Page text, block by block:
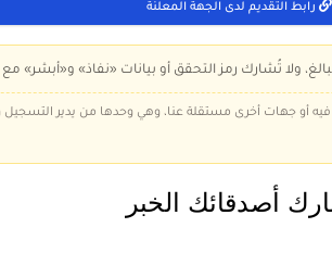
رابط التقديم لدى الجهة المعلنة
ولا تُشارك رمز التحقق أو بيانات «نفاذ» و«أبشر» مع
فيه أو جهات أخرى مستقلة عنا، وهي وحدها من يدير
أصدقائك الخبر